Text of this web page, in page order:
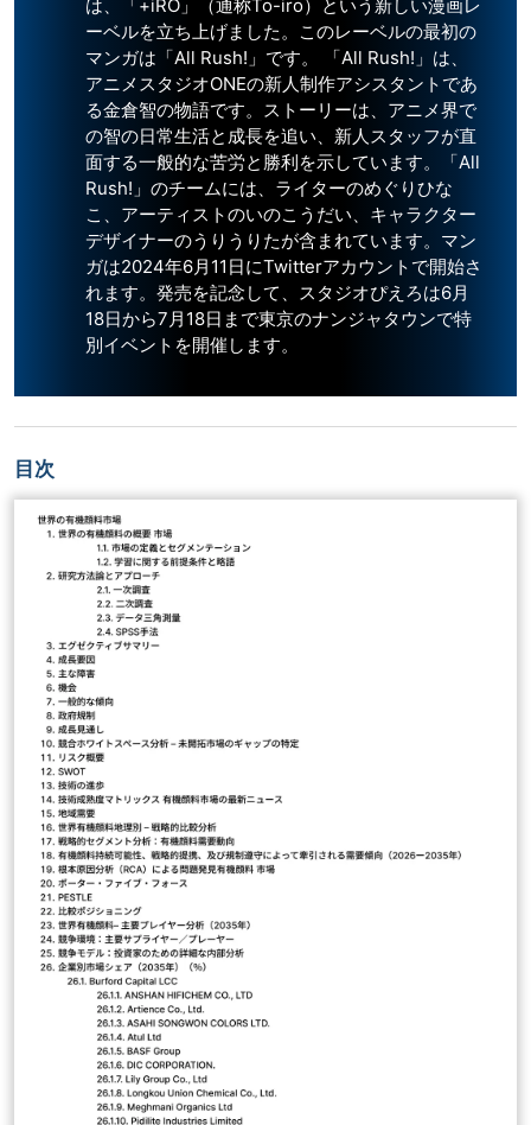
は、「+iRO」（通称To-iro）という新しい漫画レ
ーベルを立ち上げました。このレーベルの最初の
マンガは「All Rush!」です。 「All Rush!」は、
アニメスタジオONEの新人制作アシスタントであ
る金倉智の物語です。ストーリーは、アニメ界で
の智の日常生活と成長を追い、新人スタッフが直
面する一般的な苦労と勝利を示しています。「All
Rush!」のチームには、ライターのめぐりひな
こ、アーティストのいのこうだい、キャラクター
デザイナーのうりうりたが含まれています。マン
ガは2024年6月11日にTwitterアカウントで開始さ
れます。発売を記念して、スタジオぴえろは6月
18日から7月18日まで東京のナンジャタウンで特
別イベントを開催します。
目次